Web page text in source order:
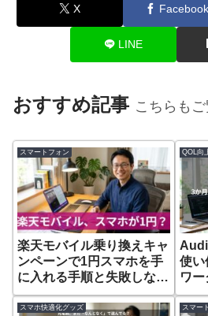
X Facebook
LINE
おすすめ記事 こちらも
スマートフォン
楽天モバイル乗り換えキャ
ンペーンで1円スマホを手
に入れる手順と失敗しない
やり方
QOL向
使い
ワ
活用
スマホ快適化グッズ スマー